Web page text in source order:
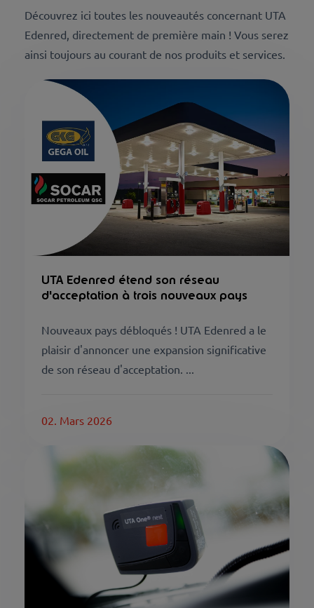
Découvrez ici toutes les nouveautés concernant UTA
Edenred, directement de première main ! Vous serez
ainsi toujours au courant de nos produits et services.
UTA Edenred étend son réseau
d'acceptation à trois nouveaux pays
Nouveaux pays débloqués ! UTA Edenred a le
plaisir d'annoncer une expansion significative
de son réseau d'acceptation. ...
02. Mars 2026